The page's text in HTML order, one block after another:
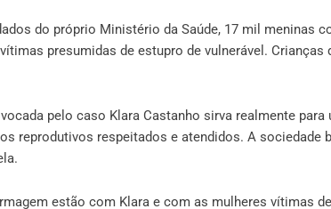
do próprio Ministério da Saúde, 17 mil meninas
presumidas de estupro de vulnerável.
pelo caso Klara Castanho sirva realmente
reprodutivos respeitados e atendidos. A sociedade
estão com Klara e com as mulheres vítimas